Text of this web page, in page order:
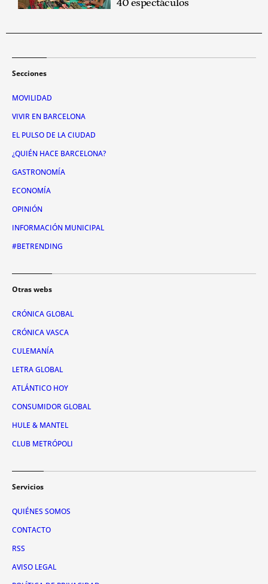
40 espectáculos
Secciones
MOVILIDAD
VIVIR EN BARCELONA
EL PULSO DE LA CIUDAD
¿QUIÉN HACE BARCELONA?
GASTRONOMÍA
ECONOMÍA
OPINIÓN
INFORMACIÓN MUNICIPAL
#BETRENDING
Otras webs
CRÓNICA GLOBAL
CRÓNICA VASCA
CULEMANÍA
LETRA GLOBAL
ATLÁNTICO HOY
CONSUMIDOR GLOBAL
HULE & MANTEL
CLUB METRÓPOLI
Servicios
QUIÉNES SOMOS
CONTACTO
RSS
AVISO LEGAL